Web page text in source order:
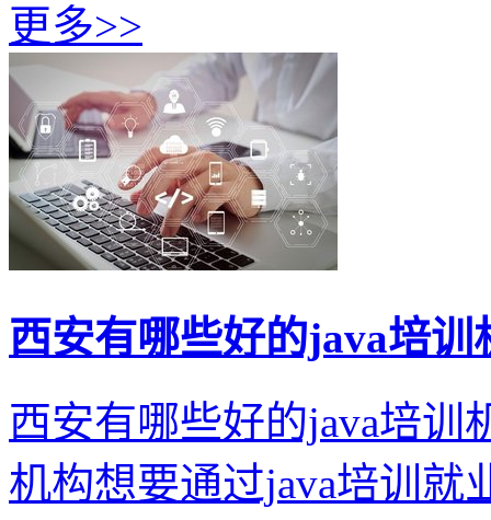
更多>>
西安有哪些好的java培训
西安有哪些好的java培训
机构想要通过java培训就